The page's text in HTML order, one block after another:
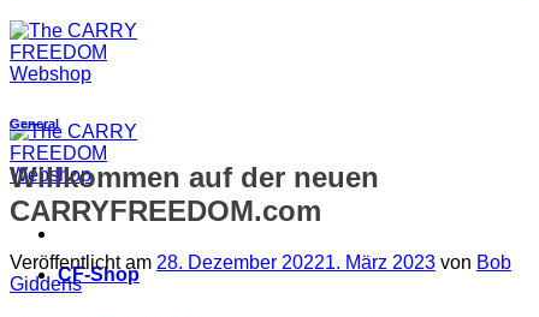
CF-Shop
General
Willkommen auf der neuen
CARRYFREEDOM.com
Veröffentlicht am 28. Dezember 20221. März 2023 von Bob
Giddens